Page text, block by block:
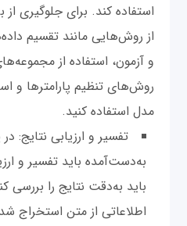
استفاده کند. برای جلوگیری
از روش‌هایی مانند تقسیم
و آزمون، استفاده از
روش‌های تنظیم پارامترها و
مدل استفاده کنید.
تفسیر و ارزیابی نتایج:
به‌دست‌آمده باید تفسیر و
باید به‌دقت نتایج را بررسی
اطلاعاتی از متن استخراج